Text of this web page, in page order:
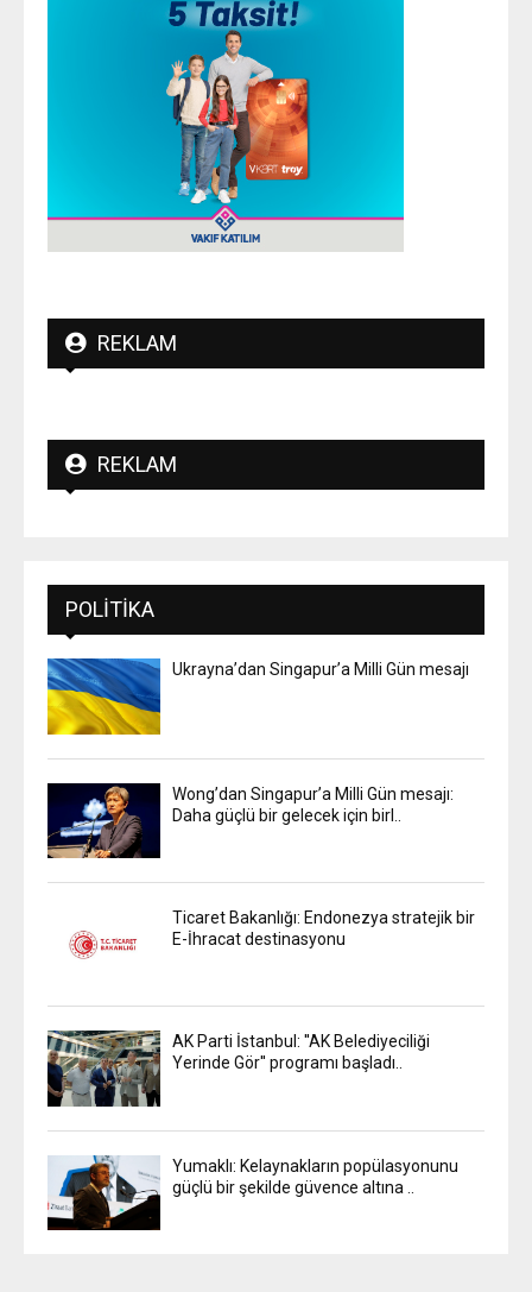
REKLAM
REKLAM
POLITIKA
Wong’dan Singapur’a Milli Gün mesajı:
Ticaret Bakanlığı: Endonezya stratejik bir
AK Parti İstanbul: ''AK Belediyeciliği
Yumaklı: Kelaynakların popülasyonunu